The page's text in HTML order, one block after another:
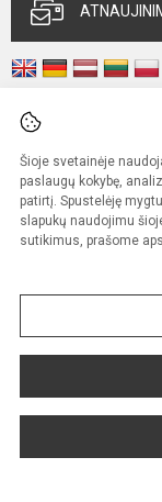
Šioje svetainėje
paslaugų kokybę,
patirtį. Spustelėję
slapukų naudojimu
sutikimus, prašome
Tvarkaraščiai
Gimnazija
Vizija, misija
Pasiekimai
Bendradarbiavimas